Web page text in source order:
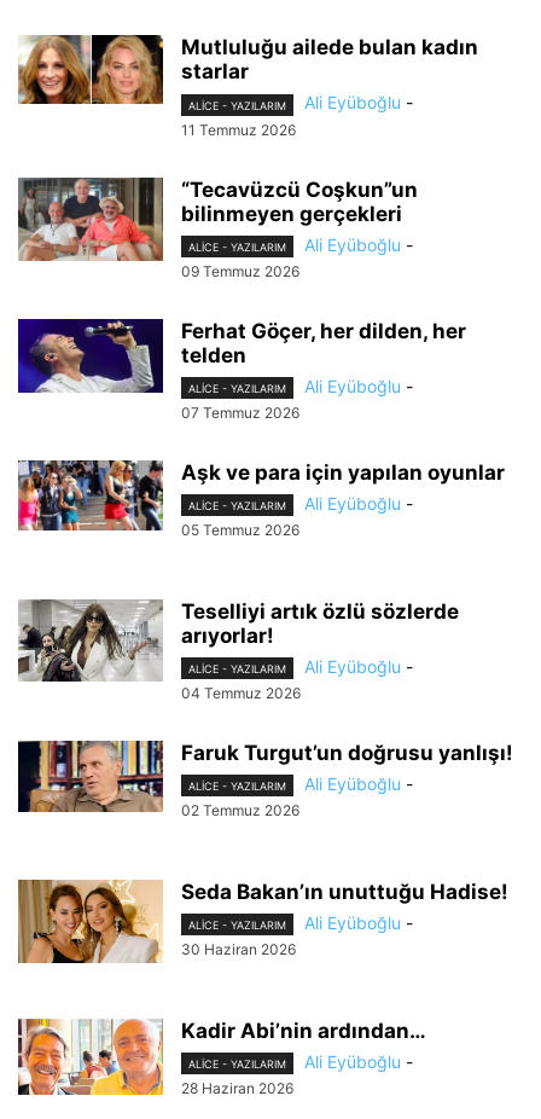
Mutluluğu ailede bulan kadın
starlar
ALİCE - YAZILARIM Ali Eyüboğlu -
11 Temmuz 2026
“Tecavüzcü Coşkun”un
bilinmeyen gerçekleri
ALİCE - YAZILARIM Ali Eyüboğlu -
09 Temmuz 2026
Ferhat Göçer, her dilden, her
telden
ALİCE - YAZILARIM Ali Eyüboğlu -
07 Temmuz 2026
Aşk ve para için yapılan oyunlar
ALİCE - YAZILARIM Ali Eyüboğlu -
05 Temmuz 2026
Teselliyi artık özlü sözlerde
arıyorlar!
ALİCE - YAZILARIM Ali Eyüboğlu -
04 Temmuz 2026
Faruk Turgut’un doğrusu yanlışı!
ALİCE - YAZILARIM Ali Eyüboğlu -
02 Temmuz 2026
Seda Bakan’ın unuttuğu Hadise!
ALİCE - YAZILARIM Ali Eyüboğlu -
30 Haziran 2026
Kadir Abi’nin ardından…
ALİCE - YAZILARIM Ali Eyüboğlu -
28 Haziran 2026